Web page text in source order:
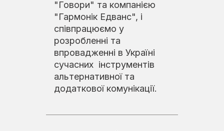
"Говори" та компанією
"Гармонік Едванс", і
співпрацюємо у
розробленні та
впровадженні в Україні
сучасних інструментів
альтернативної та
додаткової комунікації.